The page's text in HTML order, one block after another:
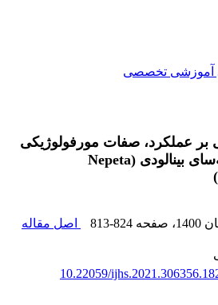
آموزشی تخصصی
بر عملکرد، صفات مورفولوژیکی
و بازده اسانس در پونه‌سای بینالودی ‏(‏Nepeta
، صفحه 813-824
اصل مقاله
10.22059/